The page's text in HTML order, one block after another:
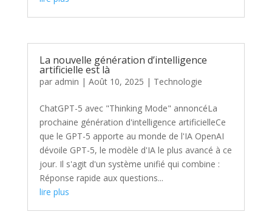
La nouvelle génération d’intelligence
artificielle est là
par admin | Août 10, 2025 | Technologie
ChatGPT-5 avec "Thinking Mode" annoncéLa
prochaine génération d'intelligence artificielleCe
que le GPT-5 apporte au monde de l'IA OpenAI
dévoile GPT-5, le modèle d'IA le plus avancé à ce
jour. Il s'agit d'un système unifié qui combine :
Réponse rapide aux questions...
lire plus